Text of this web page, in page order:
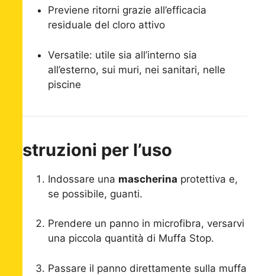
Previene ritorni grazie all’efficacia
residuale del cloro attivo
Versatile: utile sia all’interno sia
all’esterno, sui muri, nei sanitari, nelle
piscine
Istruzioni per l’uso
Indossare una mascherina protettiva e,
se possibile, guanti.
Prendere un panno in microfibra, versarvi
una piccola quantità di Muffa Stop.
Passare il panno direttamente sulla muffa